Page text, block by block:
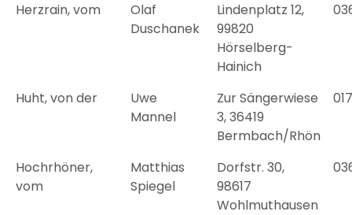
Herzrain, vom
Olaf
Duschanek
Lindenplatz 12,
99820
Hörselberg-
Hainich
Huht, von der
Uwe
Mannel
Zur Sängerwiese
3, 36419
Bermbach/Rhön
Hochrhöner,
vom
Matthias
Spiegel
Dorfstr. 30,
98617
Wohlmuthausen